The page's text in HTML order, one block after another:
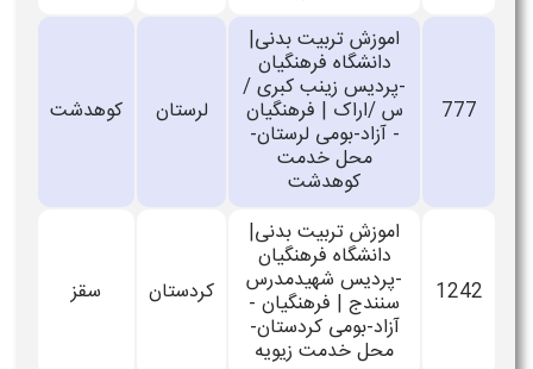
777
اموزش تربیت بدنی|
دانشگاه فرهنگیان
-پردیس زینب کبری /
س /اراک | فرهنگیان
- آزاد-بومی لرستان-
محل خدمت
کوهدشت
لرستان كوهدشت
1242
اموزش تربیت بدنی|
دانشگاه فرهنگیان
-پردیس شهیدمدرس
سنندج | فرهنگیان -
آزاد-بومی کردستان-
محل خدمت زیویه
کردستان سقز